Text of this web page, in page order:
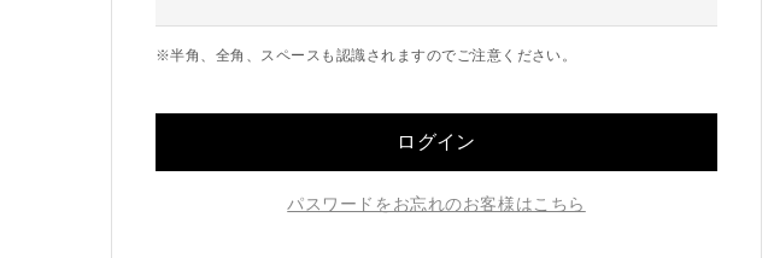
※半角、全角、スペースも認識されますのでご注意ください。
ログイン
パスワードをお忘れのお客様はこちら